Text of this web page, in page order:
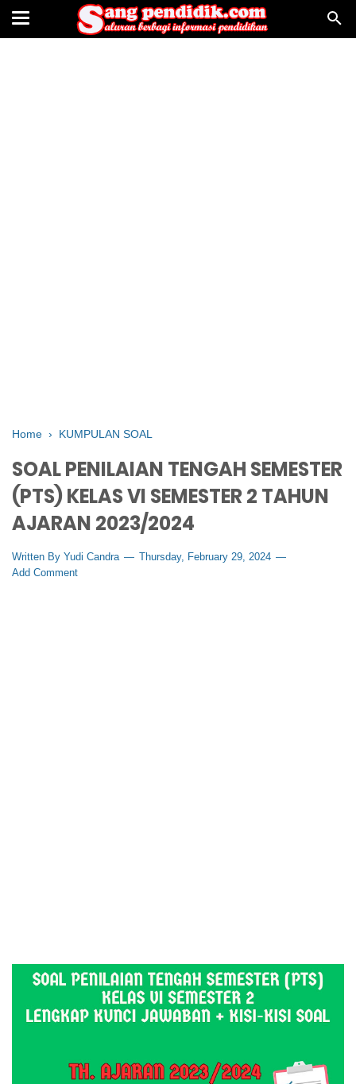
Home › KUMPULAN SOAL
SOAL PENILAIAN TENGAH SEMESTER
(PTS) KELAS VI SEMESTER 2 TAHUN
AJARAN 2023/2024
Written By Yudi Candra
Thursday, February 29, 2024
Add Comment